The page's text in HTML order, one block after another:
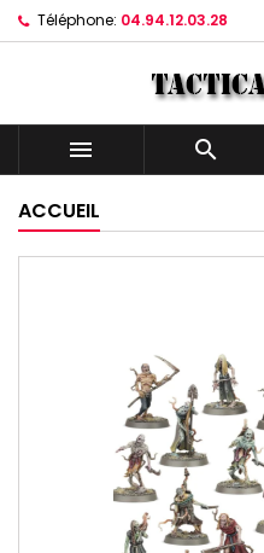
Téléphone: 04.94.12.03.28
 
ACCUEIL